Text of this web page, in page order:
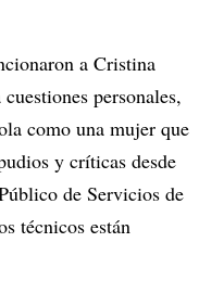
a Cristina
personales,
como una mujer que
y críticas desde
de Servicios de
técnicos están